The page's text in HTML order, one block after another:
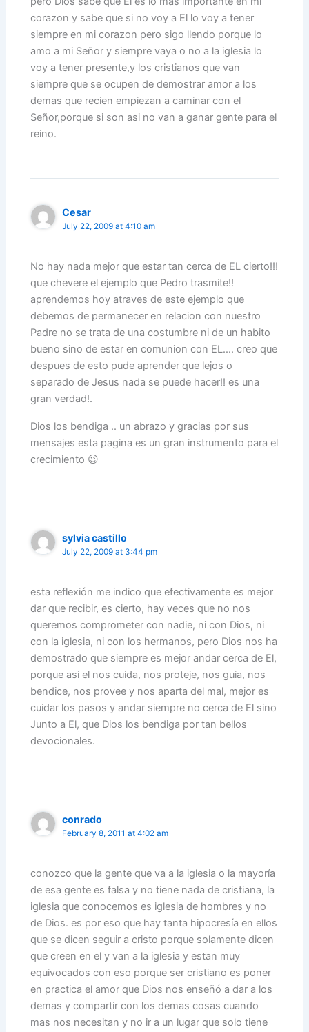
corazon y sabe que si no voy a El lo voy a tener
siempre en mi corazon pero sigo llendo porque lo
amo a mi Señor y siempre vaya o no a la iglesia lo
voy a tener presente,y los cristianos que van
siempre que se ocupen de demostrar amor a los
demas que recien empiezan a caminar con el
Señor,porque si son asi no van a ganar gente para el
reino.
Cesar
July 22, 2009 at 4:10 am
No hay nada mejor que estar tan cerca de EL cierto!!!
que chevere el ejemplo que Pedro trasmite!!
aprendemos hoy atraves de este ejemplo que
debemos de permanecer en relacion con nuestro
Padre no se trata de una costumbre ni de un habito
bueno sino de estar en comunion con EL…. creo que
despues de esto pude aprender que lejos o
separado de Jesus nada se puede hacer!! es una
gran verdad!.
Dios los bendiga .. un abrazo y gracias por sus
mensajes esta pagina es un gran instrumento para el
crecimiento 😉
sylvia castillo
July 22, 2009 at 3:44 pm
esta reflexión me indico que efectivamente es mejor
dar que recibir, es cierto, hay veces que no nos
queremos comprometer con nadie, ni con Dios, ni
con la iglesia, ni con los hermanos, pero Dios nos ha
demostrado que siempre es mejor andar cerca de El,
porque asi el nos cuida, nos proteje, nos guia, nos
bendice, nos provee y nos aparta del mal, mejor es
cuidar los pasos y andar siempre no cerca de El sino
Junto a El, que Dios los bendiga por tan bellos
devocionales.
conrado
February 8, 2011 at 4:02 am
conozco que la gente que va a la iglesia o la mayoría
de esa gente es falsa y no tiene nada de cristiana, la
iglesia que conocemos es iglesia de hombres y no
de Dios. es por eso que hay tanta hipocresía en ellos
que se dicen seguir a cristo porque solamente dicen
que creen en el y van a la iglesia y estan muy
equivocados con eso porque ser cristiano es poner
en practica el amor que Dios nos enseñó a dar a los
demas y compartir con los demas cosas cuando
mas nos necesitan y no ir a un lugar que solo tiene